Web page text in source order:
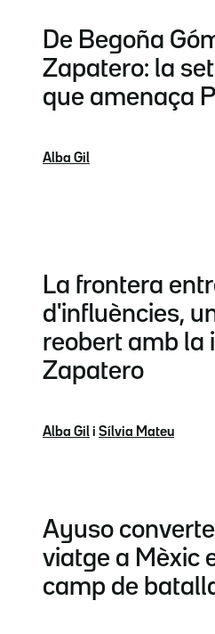
De Begoña
Zapatero: la
que amenaça
Alba Gil
La frontera
d'influències,
reobert amb la
Zapatero
Alba Gil i Sílvia Mateu
Ayuso
viatge a Mèxic
camp de